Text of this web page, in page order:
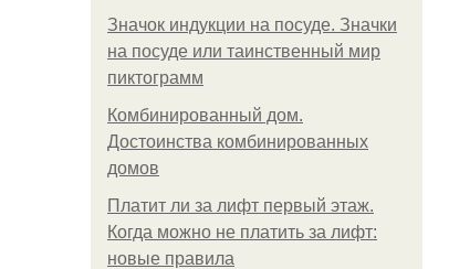
Значок индукции на посуде. Значки
на посуде или таинственный мир
пиктограмм
Комбинированный дом.
Достоинства комбинированных
домов
Платит ли за лифт первый этаж.
Когда можно не платить за лифт:
новые правила